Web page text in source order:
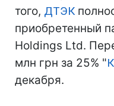
того, ДТЭК
приобретенный
Holdings Ltd.
млн грн за 25% "
декабря.